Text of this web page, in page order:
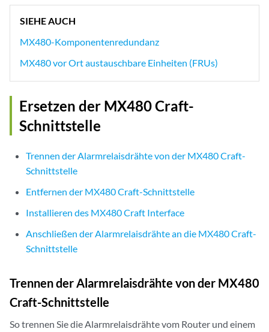
SIEHE AUCH
MX480-Komponentenredundanz
MX480 vor Ort austauschbare Einheiten (FRUs)
Ersetzen der MX480 Craft-
Schnittstelle
Trennen der Alarmrelaisdrähte von der MX480 Craft-
Schnittstelle
Entfernen der MX480 Craft-Schnittstelle
Installieren des MX480 Craft Interface
Anschließen der Alarmrelaisdrähte an die MX480 Craft-
Schnittstelle
Trennen der Alarmrelaisdrähte von der MX480
Craft-Schnittstelle
So trennen Sie die Alarmrelaisdrähte vom Router und einem